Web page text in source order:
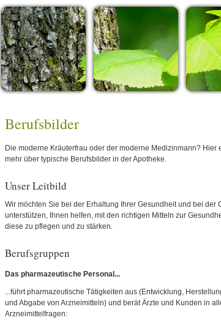
Berufsbilder
Die moderne Kräuterfrau oder der moderne Medizinmann? Hier
mehr über typische Berufsbilder in der Apotheke.
Unser Leitbild
Wir möchten Sie bei der Erhaltung Ihrer Gesundheit und bei der
unterstützen, Ihnen helfen, mit den richtigen Mitteln zur
diese zu pflegen und zu stärken.
Berufsgruppen
Das pharmazeutische Personal...
...führt pharmazeutische Tätigkeiten aus (Entwicklung,
und Abgabe von Arzneimitteln) und berät Ärzte und Kunden in
Arzneimittelfragen: